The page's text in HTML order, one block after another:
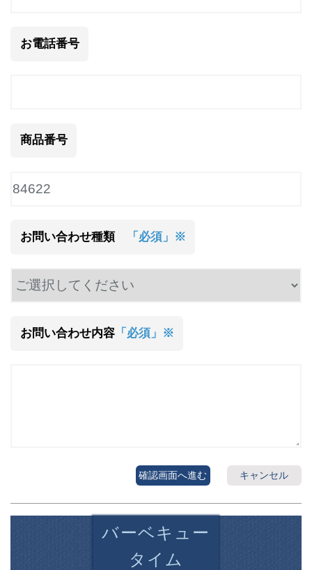
お電話番号
商品番号
お問い合わせ種類 「必須」※
お問い合わせ内容「必須」※
キャンセル
確認画面へ進む
バーベキュー
タイム